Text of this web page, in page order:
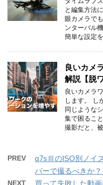
と編集方法
眼カメラで
ンターバル
簡単な設定
良いカメ
解説【脱
良いカメラ
します。 し
同じような
集で困るこ
撮影だと、
PREV
α7sⅢのISO別ノイ
バーで撮るべきか？
NEXT
買って失敗した動